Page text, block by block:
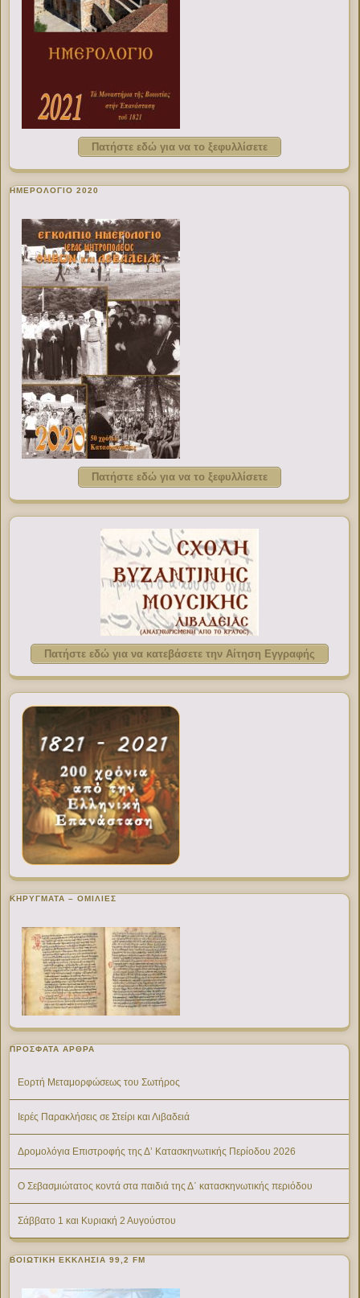
Πατήστε εδώ για να το ξεφυλλίσετε
ΗΜΕΡΟΛΟΓΙΟ 2020
Πατήστε εδώ για να το ξεφυλλίσετε
Πατήστε εδώ για να κατεβάσετε την Αίτηση Εγγραφής
ΚΗΡΥΓΜΑΤΑ – ΟΜΙΛΙΕΣ
ΠΡΌΣΦΑΤΑ ΆΡΘΡΑ
Εορτή Μεταμορφώσεως του Σωτήρος
Ιερές Παρακλήσεις σε Στείρι και Λιβαδειά
Δρομολόγια Επιστροφής της Δ’ Κατασκηνωτικής Περίοδου 2026
Ο Σεβασμιώτατος κοντά στα παιδιά της Δ΄ κατασκηνωτικής περιόδου
Σάββατο 1 και Κυριακή 2 Αυγούστου
ΒΟΙΩΤΙΚΉ ΕΚΚΛΗΣΊΑ 99,2 FM